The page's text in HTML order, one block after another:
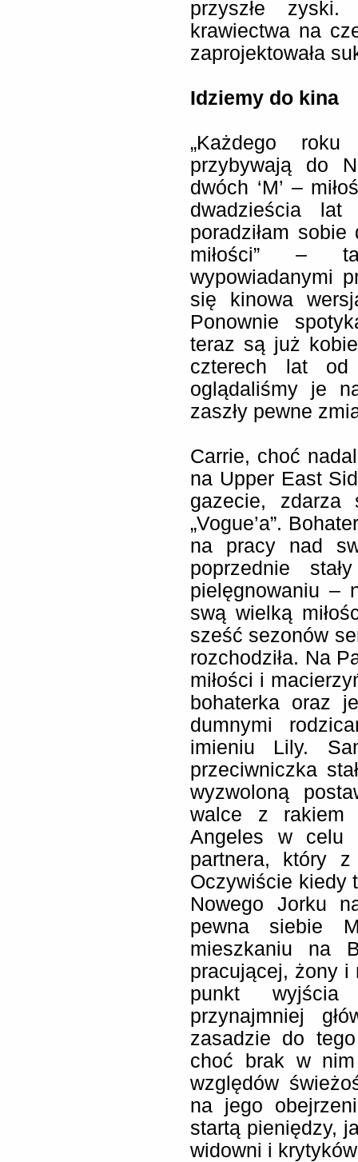
przyszłe
krawiectwa na
zaprojektowała
Idziemy do kina
„Każdego roku
przybywają do
dwóch ‘M’ –
dwadzieścia
poradziłam
miłości” –
wypowiadanymi
się kinowa
Ponownie
teraz są już
czterech lat
oglądaliśmy je
zaszły pewne
Carrie, choć
na Upper East
gazecie,
„Vogue’a”.
na pracy nad
poprzednie
pielęgnowaniu –
swą wielką
sześć sezonów
rozchodziła. Na
miłości i
bohaterka oraz
dumnymi
imieniu Lily.
przeciwniczka
wyzwoloną
walce z rakiem
Angeles w celu
partnera, który
Oczywiście kiedy
Nowego Jorku
pewna siebie
mieszkaniu na
pracującej, żony
punkt wyjścia
przynajmniej
zasadzie do
choć brak w
względów
na jego
startą pieniędzy,
widowni i